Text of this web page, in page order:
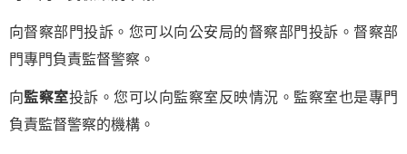
向督察部門投訴。您可以向公安局的督察部門投訴。督察部
門專門負責監督警察。
向監察室投訴。您可以向監察室反映情況。監察室也是專門
負責監督警察的機構。